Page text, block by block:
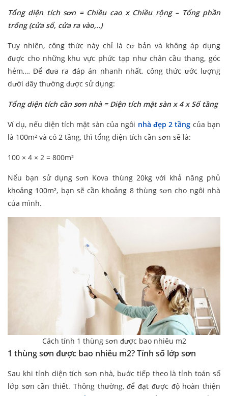
Tổng diện tích sơn = Chiều cao x Chiều rộng – Tổng phần
trống (cửa sổ, cửa ra vào,..)
Tuy nhiên, công thức này chỉ là cơ bản và không áp dụng
được cho những khu vực phức tạp như chân cầu thang, góc
hẻm,… Để đưa ra đáp án nhanh nhất, công thức ước lượng
dưới đây thường được sử dụng:
Tổng diện tích cần sơn nhà = Diện tích mặt sàn x 4 x Số tầng
Ví dụ, nếu diện tích mặt sàn của ngôi nhà đẹp 2 tầng của bạn
là 100m² và có 2 tầng, thì tổng diện tích cần sơn sẽ là:
100 × 4 × 2 = 800m²
Nếu bạn sử dụng sơn Kova thùng 20kg với khả năng phủ
khoảng 100m², bạn sẽ cần khoảng 8 thùng sơn cho ngôi nhà
của mình.
Cách tính 1 thùng sơn được bao nhiêu m2
1 thùng sơn được bao nhiêu m2? Tính số lớp sơn
Sau khi tính diện tích sơn nhà, bước tiếp theo là tính toán số
lớp sơn cần thiết. Thông thường, để đạt được độ hoàn thiện